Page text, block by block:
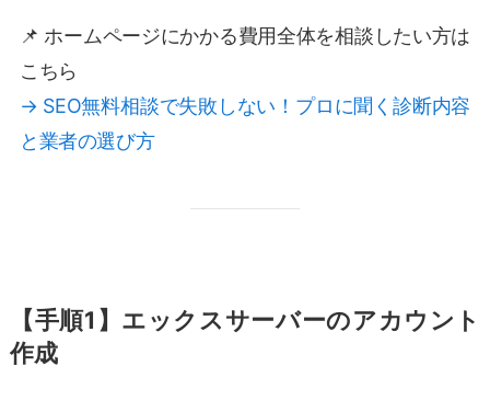
📌 ホームページにかかる費用全体を相談したい方は
こちら
→ SEO無料相談で失敗しない！プロに聞く診断内容
と業者の選び方
【手順1】エックスサーバーのアカウント
作成